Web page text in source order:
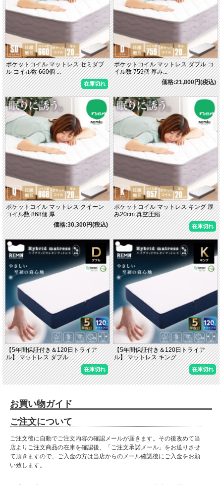
ポケットコイル マットレス セミダブ
ル コイル数 660個 ...
在庫切れ
ポケットコイル マットレス ダブル コ
イル数 759個 厚み...
価格:21,800円(税込)
ポケットコイル マットレス クイーン
コイル数 868個 厚...
価格:30,300円(税込)
ポケットコイル マットレス キング 厚
み20cm 真空圧縮 ...
在庫切れ
【5年間保証付き＆120日トライア
ル】 マットレス ダブル ...
在庫切れ
【5年間保証付き＆120日トライア
ル】 マットレス キング ...
在庫切れ
お買い物ガイド
ご注文について
ご注文後に自動でご注文内容の確認メールが届きます。その後改めて当
店よりご注文商品の在庫を確認後、「ご注文承諾メール」をお送りさせ
て頂きますので、ご入金の方は当店からのメール確認後にご入金をお願
い致します。